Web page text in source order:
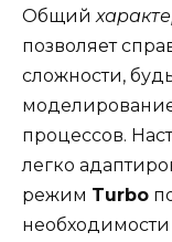
Общий
позволяет
сложности,
процессов.
легко
режим Turbo